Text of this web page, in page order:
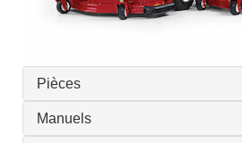
Pièces
Manuels